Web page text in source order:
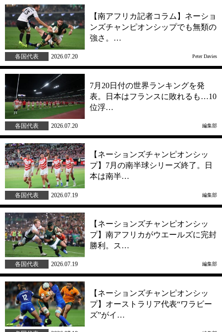
【南アフリカ記者コラム】ネーショ
ンズチャンピオンシップでも無類の
強さ。…
各国代表 2026.07.20 Peter Davies
7月20日付の世界ランキングを発
表。日本はフランスに敗れるも…10
位浮…
各国代表 2026.07.20 編集部
【ネーションズチャンピオンシッ
プ】7月の南半球シリーズ終了。日
本は南半…
各国代表 2026.07.19 編集部
【ネーションズチャンピオンシッ
プ】南アフリカがウエールズに完封
勝利。ス…
各国代表 2026.07.19 編集部
【ネーションズチャンピオンシッ
プ】オーストラリア代表“ワラビー
ズ”がイ…